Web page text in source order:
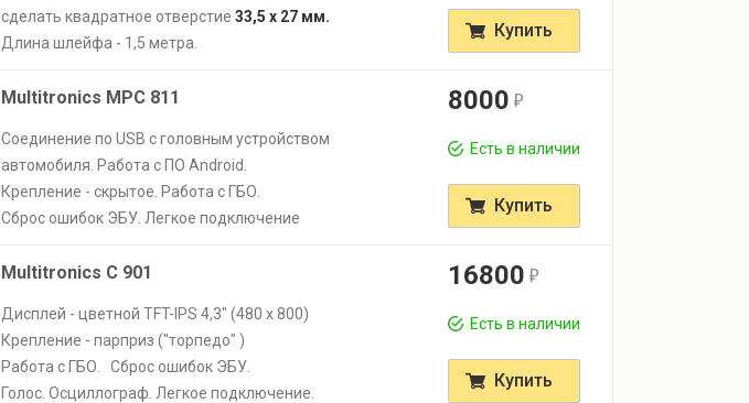
сделать квадратное отверстие 33,5 х 27 мм.
Длина шлейфа - 1,5 метра.
Купить
Multitronics МРС 811
Соединение по USB с головным устройством
автомобиля. Работа с ПО Android.
Крепление - скрытое. Работа с ГБО.
Сброс ошибок ЭБУ. Легкое подключение
8000 r
Есть в наличии
Купить
Multitronics C 901
Дисплей - цветной TFT-IPS 4,3" (480 х 800)
Крепление - парприз ("торпедо" )
Работа с ГБО. Сброс ошибок ЭБУ.
Голос. Осциллограф. Легкое подключение.
16800 r
Есть в наличии
Купить